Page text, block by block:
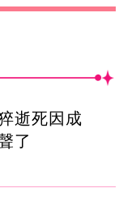
逝死因成
了